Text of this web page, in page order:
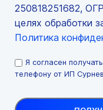
250818251682,
целях обработки
Политика
Я согласен
телефону от ИП